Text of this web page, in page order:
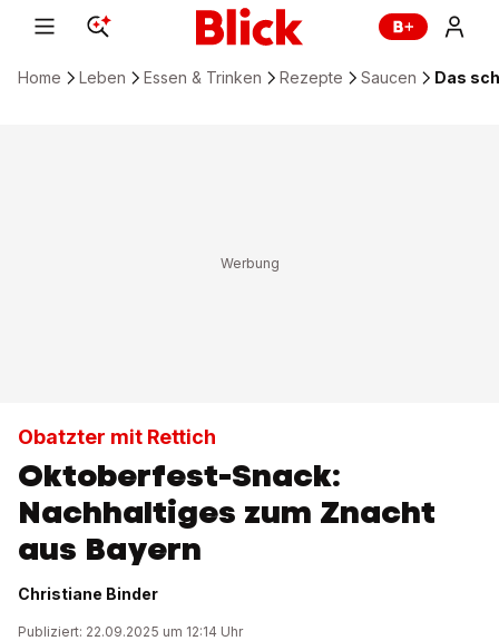
Home Leben Essen & Trinken Rezepte Saucen Das
Obatzter mit Rettich
Oktoberfest-Snack:
Nachhaltiges zum Znacht
aus Bayern
Christiane Binder
Publiziert: 22.09.2025 um 12:14 Uhr